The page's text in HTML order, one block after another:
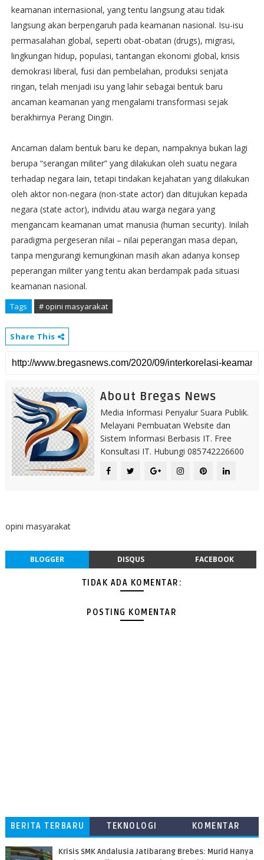
keamanan internasional, yang tentu langsung atau tidak
langsung akan berpengaruh pada keamanan nasional. Isu-isu
permasalahan global, seperti obat-obatan (drugs), migrasi,
lingkungan hidup, populasi, tantangan ekonomi global, krisis
demokrasi liberal, fusi dan pembelahan, produksi senjata
ringan, telah menjadi isu yang lahir sebagai bentuk baru
ancaman keamanan yang mengalami transformasi sejak
berakhirnya Perang Dingin.
Ancaman dalam bentuk baru ke depan, nampaknya bukan lagi
berupa “serangan militer” yang dilakukan oleh suatu negara
terhadap negara lain, tetapi tindakan kejahatan yang dilakukan
oleh aktor non-negara (non-state actor) dan ditujukan kepada
negara (state actor), individu atau warga negara yang
mengancam keamanan umat manusia (human security). Inilah
paradigma pergeseran nilai – nilai peperangan masa depan,
tanpa mengurangi kemungkinan masih akan adanya konsep
peperangan militer yang tentu akan berdampak pada situasi
keamanan nasional.
Tags # opini masyarakat
Share This
About Bregas News
Media Informasi Penyalur Suara Publik.
Melayani Pembuatan Website dan
Sistem Informasi Berbasis IT. Free
Konsultasi IT. Hubungi 085742226600
opini masyarakat
BLOGGER DISQUS FACEBOOK
TIDAK ADA KOMENTAR:
POSTING KOMENTAR
BERITA TERBARU TEKNOLOGI
KOMENTAR
Krisis SMK Andalusia Jatibarang Brebes: Murid Hanya